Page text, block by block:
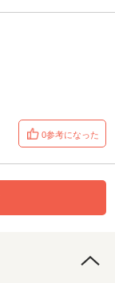
0参考になった